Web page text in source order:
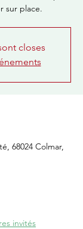
sur place.
closes
68024 Colmar,
invités